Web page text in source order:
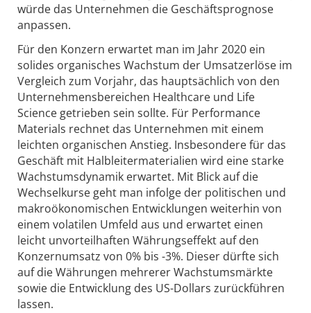
würde das Unternehmen die Geschäftsprognose
anpassen.
Für den Konzern erwartet man im Jahr 2020 ein
solides organisches Wachstum der Umsatzerlöse im
Vergleich zum Vorjahr, das hauptsächlich von den
Unternehmensbereichen Healthcare und Life
Science getrieben sein sollte. Für Performance
Materials rechnet das Unternehmen mit einem
leichten organischen Anstieg. Insbesondere für das
Geschäft mit Halbleitermaterialien wird eine starke
Wachstumsdynamik erwartet. Mit Blick auf die
Wechselkurse geht man infolge der politischen und
makroökonomischen Entwicklungen weiterhin von
einem volatilen Umfeld aus und erwartet einen
leicht unvorteilhaften Währungseffekt auf den
Konzernumsatz von 0% bis -3%. Dieser dürfte sich
auf die Währungen mehrerer Wachstumsmärkte
sowie die Entwicklung des US-Dollars zurückführen
lassen.